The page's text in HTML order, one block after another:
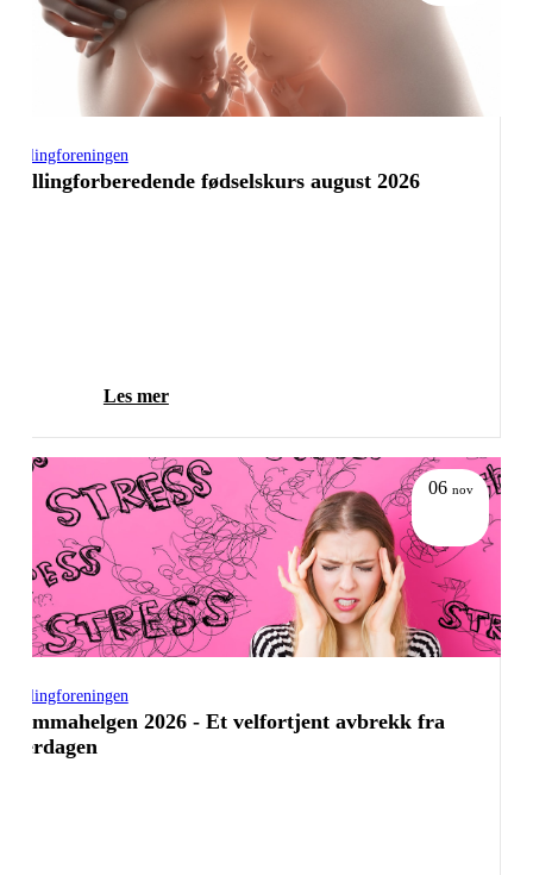
Tvillingforeningen
Tvillingforberedende fødselskurs august 2026
Les mer
Tvillingforeningen
Mammahelgen 2026 - Et velfortjent avbrekk fra
hverdagen
06 nov